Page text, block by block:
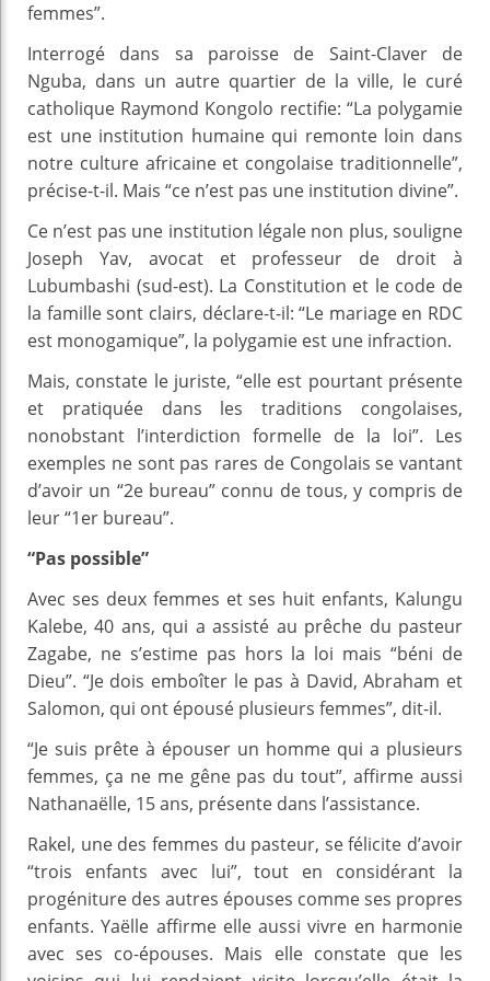
femmes”.
Interrogé dans sa paroisse de Saint-Claver de
Nguba, dans un autre quartier de la ville, le curé
catholique Raymond Kongolo rectifie: “La polygamie
est une institution humaine qui remonte loin dans
notre culture africaine et congolaise traditionnelle”,
précise-t-il. Mais “ce n’est pas une institution divine”.
Ce n’est pas une institution légale non plus, souligne
Joseph Yav, avocat et professeur de droit à
Lubumbashi (sud-est). La Constitution et le code de
la famille sont clairs, déclare-t-il: “Le mariage en RDC
est monogamique”, la polygamie est une infraction.
Mais, constate le juriste, “elle est pourtant présente
et pratiquée dans les traditions congolaises,
nonobstant l’interdiction formelle de la loi”. Les
exemples ne sont pas rares de Congolais se vantant
d’avoir un “2e bureau” connu de tous, y compris de
leur “1er bureau”.
“Pas possible”
Avec ses deux femmes et ses huit enfants, Kalungu
Kalebe, 40 ans, qui a assisté au prêche du pasteur
Zagabe, ne s’estime pas hors la loi mais “béni de
Dieu”. “Je dois emboîter le pas à David, Abraham et
Salomon, qui ont épousé plusieurs femmes”, dit-il.
“Je suis prête à épouser un homme qui a plusieurs
femmes, ça ne me gêne pas du tout”, affirme aussi
Nathanaëlle, 15 ans, présente dans l’assistance.
Rakel, une des femmes du pasteur, se félicite d’avoir
“trois enfants avec lui”, tout en considérant la
progéniture des autres épouses comme ses propres
enfants. Yaëlle affirme elle aussi vivre en harmonie
avec ses co-épouses. Mais elle constate que les